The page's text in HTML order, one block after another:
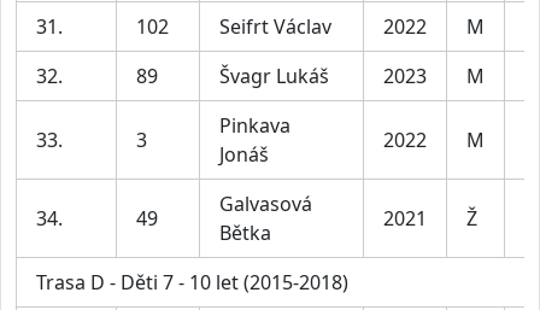
31. 102 Seifrt Václav 2022
M
32.
89 Švagr Lukáš 2023 M
33. 3
Pinkava
Jonáš
2022 M
34. 49
Galvasová
Bětka
2021 Ž
Trasa D - Děti 7 - 10 let (2015-2018)